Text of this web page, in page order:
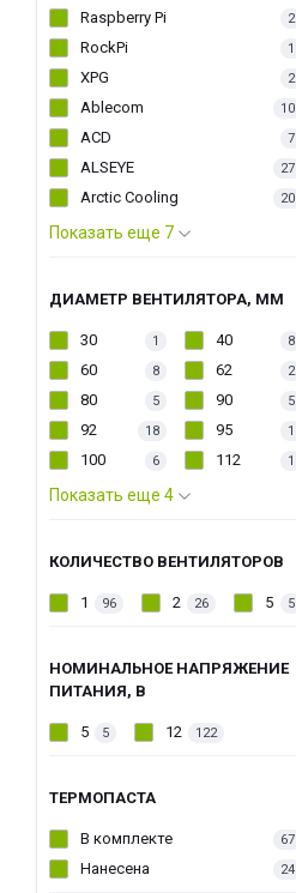
Raspberry Pi 2
RockPi 1
XPG 2
Ablecom 10
ACD 7
ALSEYE 27
Arctic Cooling 20
Показать еще 7
ДИАМЕТР ВЕНТИЛЯТОРА, ММ
30 1 40 8
60 8 62 2
80 5 90 5
92 18 95 1
100 6 112 1
Показать еще 4
КОЛИЧЕСТВО ВЕНТИЛЯТОРОВ
1 96 2 26 5 5
НОМИНАЛЬНОЕ НАПРЯЖЕНИЕ
ПИТАНИЯ, В
5 5 12 122
ТЕРМОПАСТА
В комплекте 67
Нанесена 24